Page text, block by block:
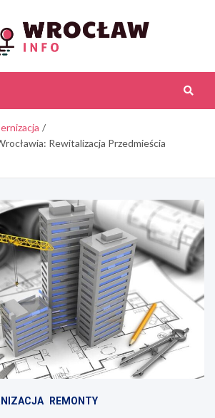
Rewitalizacja Przedmieścia
REMONTY